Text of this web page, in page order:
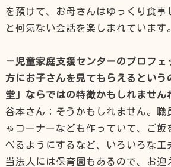
を預けて、お母さんはゆっくり食事
と何気ない会話を楽しまれています
－児童家庭支援センターのプロフェ
方にお子さんを見てもらえるという
堂」ならではの特徴かもしれません
谷本さん：そうかもしれません。職
ゃコーナーなども作っていて、ご飯
べるようにするなど、いろいろな工
当法人には保育園もあるので、お迎